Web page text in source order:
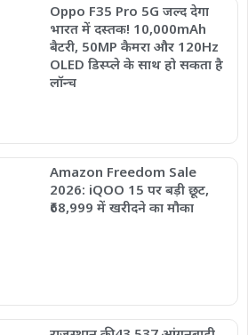
Oppo F35 Pro 5G जल्द देगा
भारत में दस्तक! 10,000mAh
बैटरी, 50MP कैमरा और 120Hz
OLED डिस्प्ले के साथ हो सकता है
लॉन्च
Amazon Freedom Sale
2026: iQOO 15 पर बड़ी छूट,
₹68,999 में खरीदने का मौका